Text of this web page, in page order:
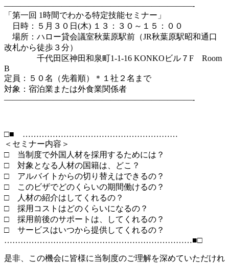
———————————————————————-
「第一回 1時間でわかる特定技能セミナー」
日時：５月３０日(木) １３：３０～１５：００
場所：ハロー貸会議室秋葉原駅前（JR秋葉原駅昭和通口
改札から徒歩３分）
千代田区神田和泉町1-1-16 KONKOビル７F Room
B
定員：５０名（先着順）＊１社２名まで
対象：宿泊業または外食業関係者
———————————————————————-
□■ …………………………………………………
＜セミナー内容＞
□ 当制度で外国人材を採用するためには？
□ 対象となる人材の国籍は、どこ？
□ アルバイトからの切り替えはできるの？
□ このビザでどのくらいの期間働けるの？
□ 人材の紹介はしてくれるの？
□ 採用コストはどのくらいになるの？
□ 採用前後のサポートは、してくれるの？
□ サービスはいつから提供してくれるの？
……………………………………………………………■□
是非、この機会に皆様に当制度のご理解を深めていただけれ